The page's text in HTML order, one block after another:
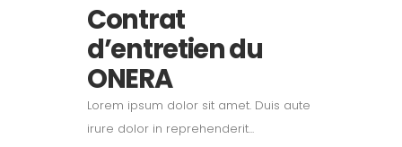
Contrat
d’entretien du
ONERA
Lorem ipsum dolor sit amet. Duis aute
irure dolor in reprehenderit...